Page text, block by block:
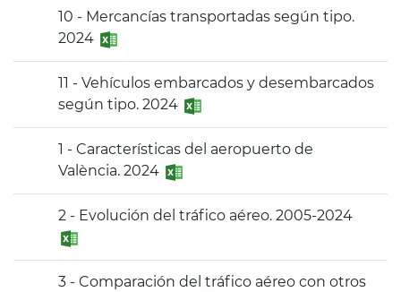
10 - Mercancías transportadas según tipo.
2024
11 - Vehículos embarcados y desembarcados
según tipo. 2024
1 - Características del aeropuerto de
València. 2024
2 - Evolución del tráfico aéreo. 2005-2024
3 - Comparación del tráfico aéreo con otros